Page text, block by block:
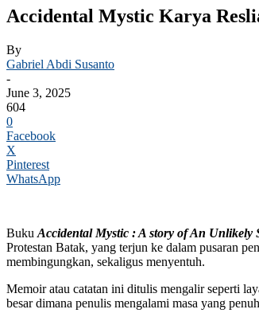
Accidental Mystic Karya
By
Gabriel Abdi Susanto
-
June 3, 2025
604
0
Facebook
X
Pinterest
WhatsApp
Buku Accidental Mystic : A story of An Unlikely
Protestan Batak, yang terjun ke dalam pusaran
membingungkan, sekaligus menyentuh.
Memoir atau catatan ini ditulis mengalir seperti
besar dimana penulis mengalami masa yang